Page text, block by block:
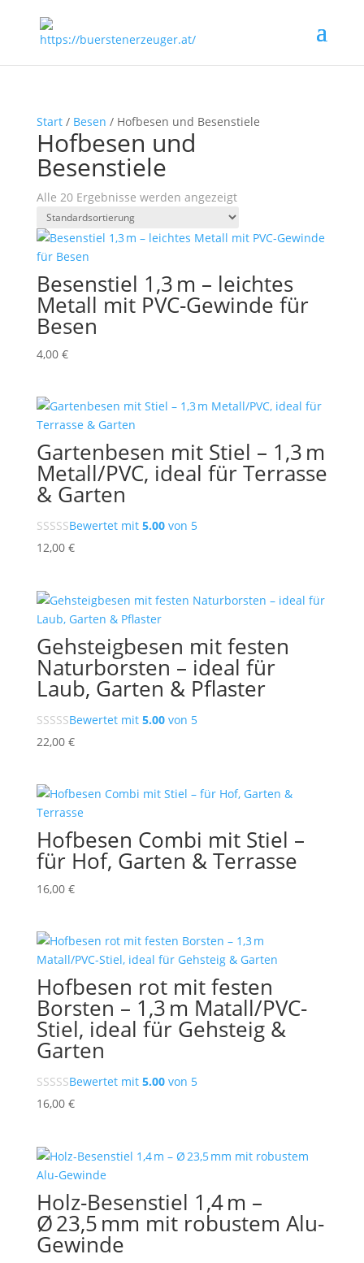
Start/ Besen / Hofbesen und Besenstiele
Hofbesen und
Besenstiele
Alle 20 Ergebnisse werden angezeigt
Besenstiel 1,3 m – leichtes
Metall mit PVC-Gewinde für
Besen
4,00 €
Gartenbesen mit Stiel – 1,3 m
Metall/PVC, ideal für Terrasse
& Garten
Bewertet mit 5.00von 5
12,00 €
Gehsteigbesen mit festen
Naturborsten – ideal für
Laub, Garten & Pflaster
Bewertet mit 5.00von 5
22,00 €
Hofbesen Combi mit Stiel –
für Hof, Garten & Terrasse
16,00 €
Hofbesen rot mit festen
Borsten – 1,3 m Matall/PVC-
Stiel, ideal für Gehsteig &
Garten
Bewertet mit 5.00von 5
16,00 €
Holz-Besenstiel 1,4 m –
Ø 23,5 mm mit robustem Alu-
Gewinde